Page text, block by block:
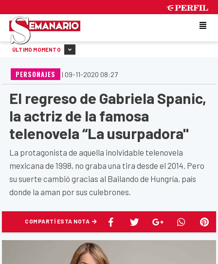
ÚLTIMO MOMENTO
PERSONAJES | 09-11-2020 08:27
El regreso de Gabriela Spanic,
la actriz de la famosa
telenovela “La usurpadora"
La protagonista de aquella inolvidable telenovela
mexicana de 1998, no graba una tira desde el 2014. Pero
su suerte cambió gracias al Bailando de Hungría, país
donde la aman por sus culebrones.
COMPARTÍ ESTA NOTA